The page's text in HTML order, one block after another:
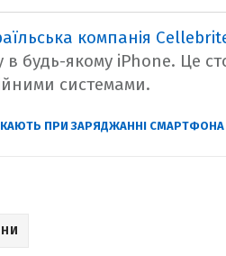
компанія
будь-якому iPhone. Це
системами.
ПРИ ЗАРЯДЖАННІ СМАРТФОНА